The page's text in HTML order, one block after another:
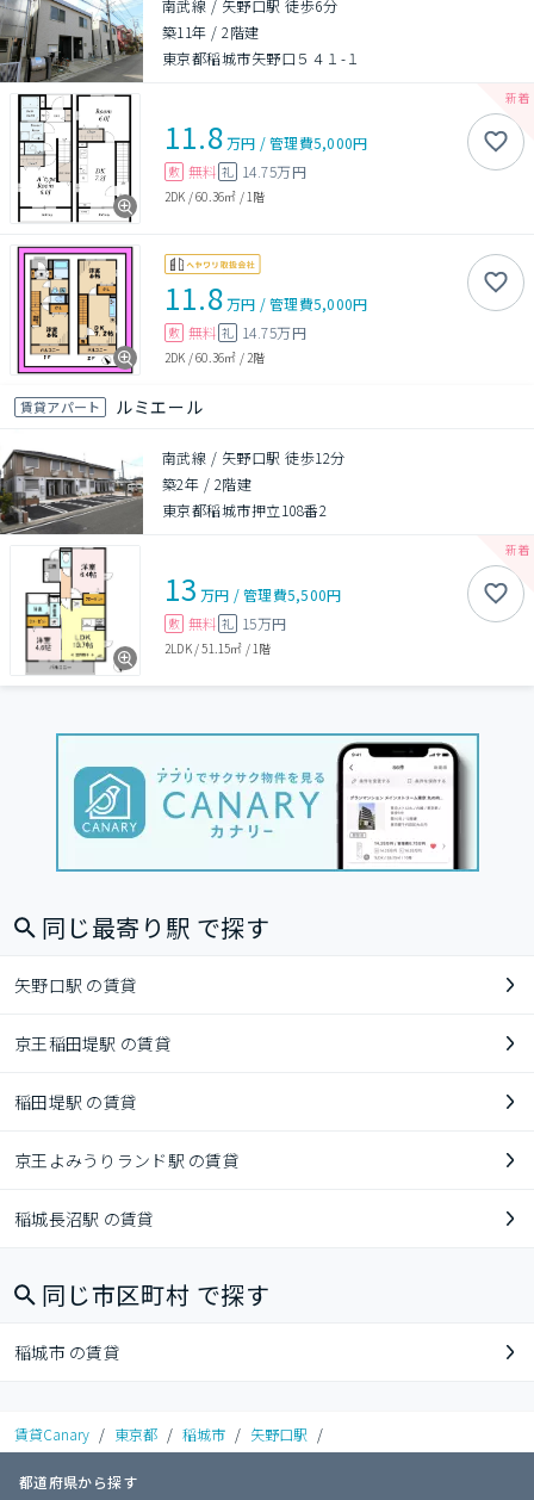
南武線 / 矢野口駅 徒歩6分
築11年 /2階建
東京都稲城市矢野口５４１-１
11.8万円 /管理費5,000円
敷 無料 礼 14.75万円
2DK /60.36㎡ / 1階
11.8万円 /管理費5,000円
敷 無料 礼 14.75万円
2DK /60.36㎡ /2階
賃貸アパート ルミエール
南武線 / 矢野口駅 徒歩12分
築2年 / 2階建
東京都稲城市押立108番2
13 万円 /管理費5,500円
敷 無料 礼 15万円
2LDK/51.15㎡ / 1階
同じ最寄り駅 で探す
矢野口駅 の賃貸
京王稲田堤駅 の賃貸
稲田堤駅 の賃貸
京王よみうりランド駅 の賃貸
稲城長沼駅 の賃貸
同じ市区町村 で探す
稲城市 の賃貸
賃貸Canary / 東京都 / 稲城市 / 矢野口駅 /
都道府県から探す